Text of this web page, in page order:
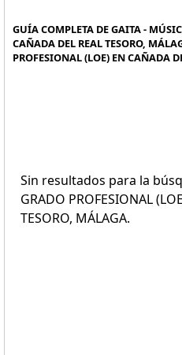
GUÍA COMPLETA DE GAITA -
CAÑADA DEL REAL TESORO,
PROFESIONAL (LOE) EN CAÑADA
Sin resultados para la
GRADO PROFESIONAL
TESORO, MÁLAGA.